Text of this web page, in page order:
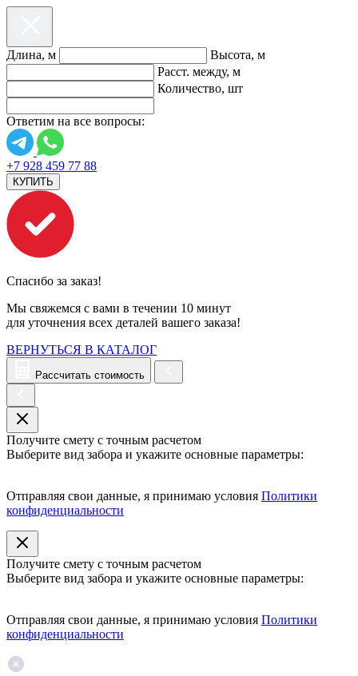
Длина, м
Высота, м
Расст. между, м
Количество, шт
Ответим на все вопросы:
+7 928 459 77 88
КУПИТЬ
Спасибо за заказ!
Мы свяжемся с вами в течении 10 минут
для уточнения всех деталей вашего заказа!
ВЕРНУТЬСЯ В КАТАЛОГ
Рассчитать стоимость
Получите смету с точным расчетом
Выберите вид забора и укажите основные параметры:
Отправляя свои данные, я принимаю условия Политики
конфиденциальности
Получите смету с точным расчетом
Выберите вид забора и укажите основные параметры:
Отправляя свои данные, я принимаю условия Политики
конфиденциальности